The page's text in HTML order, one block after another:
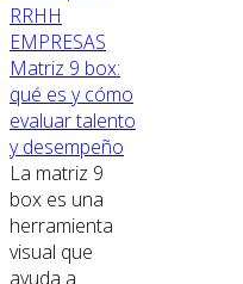
RRHH
EMPRESAS
Matriz 9 box:
qué es y cómo
evaluar talento
y desempeño
La matriz 9
box es una
herramienta
visual que
ayuda a